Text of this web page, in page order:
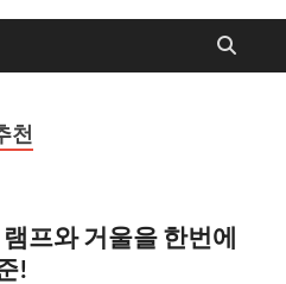
천
프와 거울을 한번에
!